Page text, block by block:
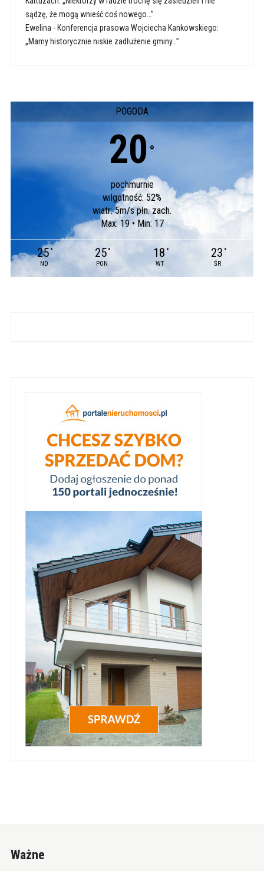
sądzę, że mogą wnieść coś nowego…”
Ewelina - Konferencja prasowa Wojciecha Kankowskiego:
„Mamy historycznie niskie zadłużenie gminy…”
POGODA
20 °
pochmurnie
wilgotność: 52%
wiatr: 5m/s płn. zach.
Max: 19 • Min: 17
25 °
ND
25 °
PON
18 °
WT
23 °
ŚR
Ważne